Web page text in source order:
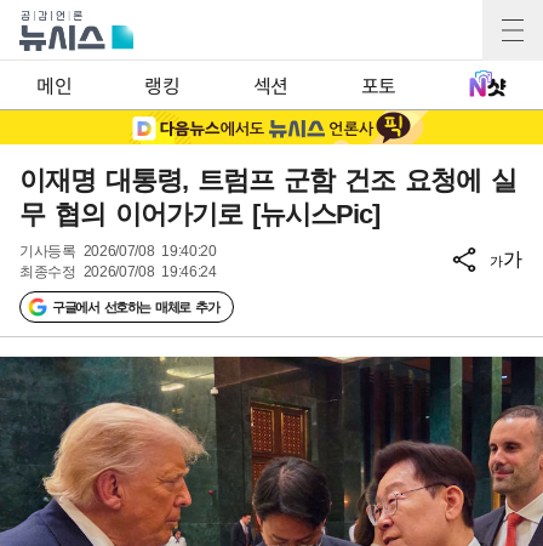
메인 랭킹 섹션 포토
이재명 대통령, 트럼프 군함 건조 요청에 실
무 협의 이어가기로 [뉴시스Pic]
기사등록 2026/07/08 19:40:20
최종수정 2026/07/08 19:46:24
구글에서 선호하는 매체로 추가
가가